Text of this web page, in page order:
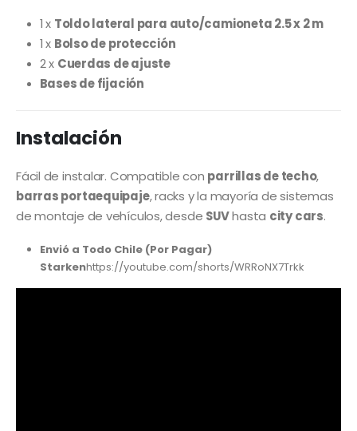
1 x Toldo lateral para auto/camioneta 2.5 x 2 m
1 x Bolso de protección
2 x Cuerdas de ajuste
Bases de fijación
Instalación
Fácil de instalar. Compatible con parrillas de techo,
barras portaequipaje, racks y la mayoría de sistemas
de montaje de vehículos, desde SUVhasta city cars.
Envió a Todo Chile (Por Pagar)
Starkenhttps://youtube.com/shorts/WRRoNX7Trkk